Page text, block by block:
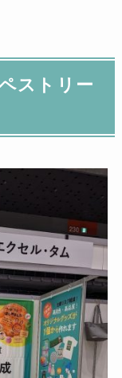
ストリー